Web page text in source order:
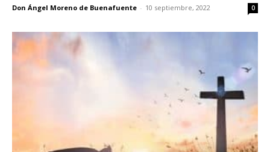
Don Ángel Moreno de Buenafuente - 10 septiembre, 2022 0